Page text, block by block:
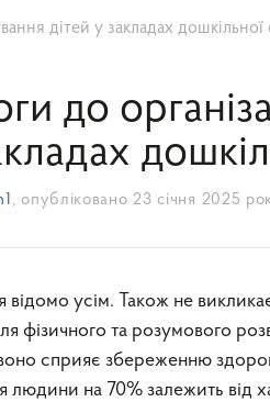
дітей у закладах дошкільної
до
, опубліковано 23 січня 2025
фізичного та розумового
сприяє збереженню
на 70% залежить від